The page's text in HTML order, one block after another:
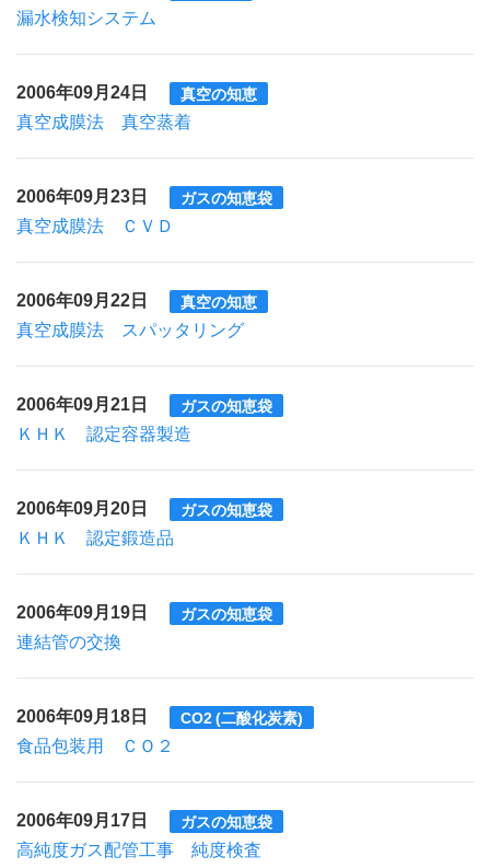
漏水検知システム
2006年09月24日 真空の知恵
真空成膜法 真空蒸着
2006年09月23日 ガスの知恵袋
真空成膜法 ＣＶＤ
2006年09月22日 真空の知恵
真空成膜法 スパッタリング
2006年09月21日 ガスの知恵袋
ＫＨＫ 認定容器製造
2006年09月20日 ガスの知恵袋
ＫＨＫ 認定鍛造品
2006年09月19日 ガスの知恵袋
連結管の交換
2006年09月18日 CO2 (二酸化炭素)
食品包装用 ＣＯ２
2006年09月17日 ガスの知恵袋
高純度ガス配管工事 純度検査